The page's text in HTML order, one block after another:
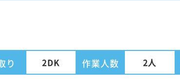
り 2DK 作業人数 2人